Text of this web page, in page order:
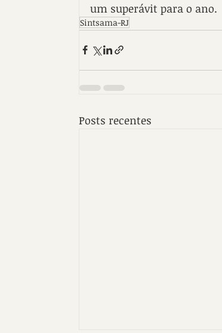
um superávit para o ano.
Sintsama-RJ
Posts recentes